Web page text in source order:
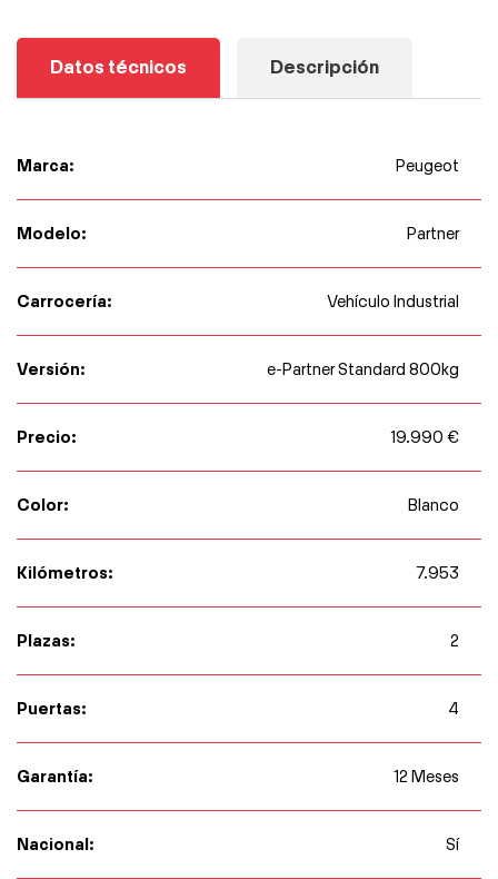
Datos técnicos Descripción
Marca: Peugeot
Modelo: Partner
Carrocería: Vehículo Industrial
Versión: e-Partner Standard 800kg
Precio: 19.990 €
Color: Blanco
Kilómetros: 7.953
Plazas: 2
Puertas: 4
Garantía: 12 Meses
Nacional: Sí